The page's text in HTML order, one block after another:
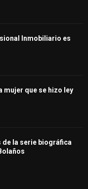
Inmobiliario es
mujer que se hizo ley
de la serie biográfica